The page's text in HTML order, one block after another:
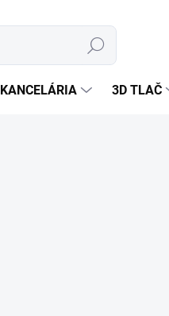
Hľadať
KANCELÁRIA 3D TLAČ